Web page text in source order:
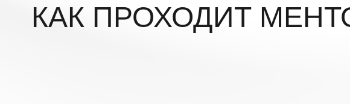
КАК ПРОХОДИТ